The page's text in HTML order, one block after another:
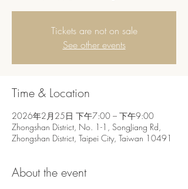
Tickets are not on sale
See other events
Time & Location
2026年2月25日 下午7:00 – 下午9:00
Zhongshan District, No. 1-1, SongJiang Rd,
Zhongshan District, Taipei City, Taiwan 10491
About the event